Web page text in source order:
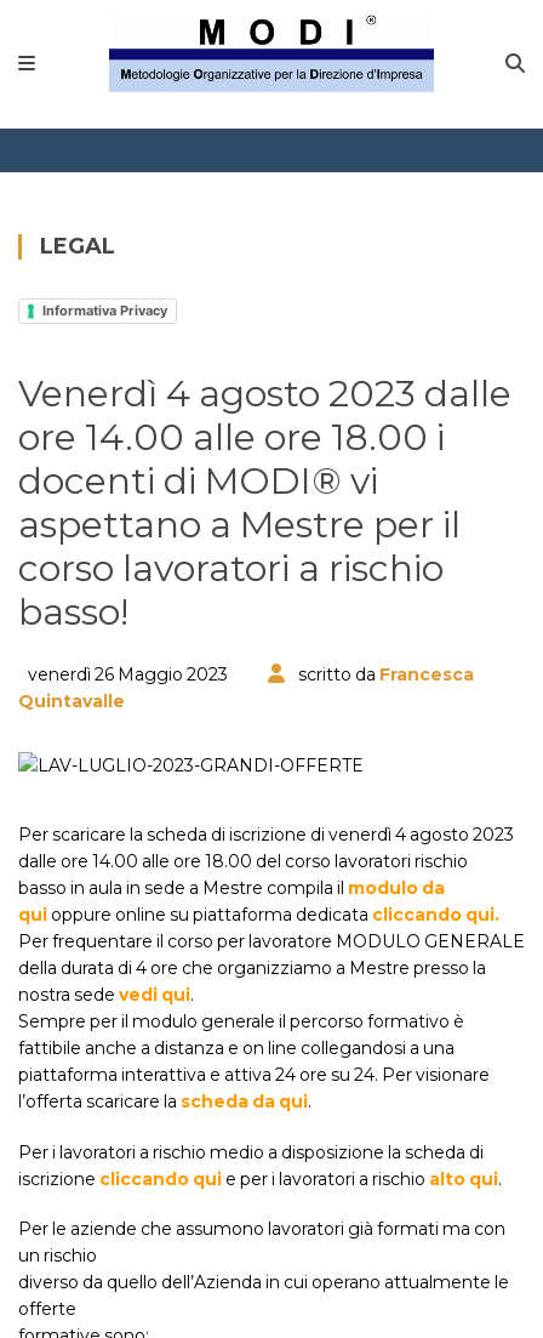
Questionario
Blog e info
FAQ
Venerdì 4 agosto 2023 dalle
ore 14.00 alle ore 18.00 i
docenti di MODI® vi
aspettano a Mestre per il
corso lavoratori a rischio
basso!
venerdì 26 Maggio 2023 scritto da Francesca
Quintavalle
Per scaricare la scheda di iscrizione di venerdì 4 agosto 2023
dalle ore 14.00 alle ore 18.00 del corso lavoratori rischio
basso in aula in sede a Mestre compila il modulo da
qui oppure online su piattaforma dedicata cliccando qui.
Per frequentare il corso per lavoratore MODULO GENERALE
della durata di 4 ore che organizziamo a Mestre presso la
nostra sede vedi qui.
Sempre per il modulo generale il percorso formativo è
fattibile anche a distanza e on line collegandosi a una
piattaforma interattiva e attiva 24 ore su 24. Per visionare
l’offerta scaricare la scheda da qui.
Per i lavoratori a rischio medio a disposizione la scheda di
iscrizione cliccando qui e per i lavoratori a rischio alto qui.
Per le aziende che assumono lavoratori già formati ma con
un rischio
diverso da quello dell’Azienda in cui operano attualmente le
offerte
LEGAL
Informativa Privacy